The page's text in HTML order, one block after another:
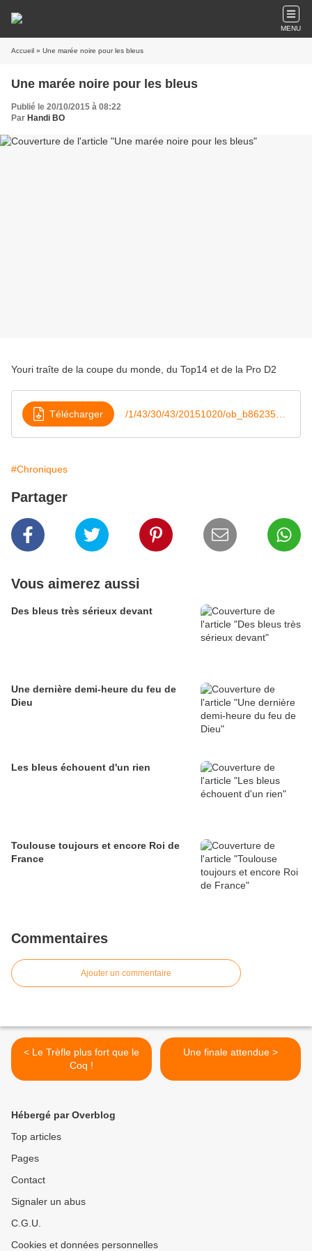
MENU
Accueil » Une marée noire pour les bleus
Une marée noire pour les bleus
Publié le 20/10/2015 à 08:22
Par Handi BO
Youri traîte de la coupe du monde, du Top14 et de la Pro D2
Télécharger
#Chroniques
Partager
Vous aimerez aussi
Des bleus très sérieux devant
Une dernière demi-heure du feu de
Dieu
Les bleus échouent d'un rien
Toulouse toujours et encore Roi de
France
Commentaires
Ajouter un commentaire
< Le Trèfle plus fort que le
Coq !
Une finale attendue >
Hébergé par Overblog
Top articles
Pages
Contact
Signaler un abus
C.G.U.
Cookies et données personnelles